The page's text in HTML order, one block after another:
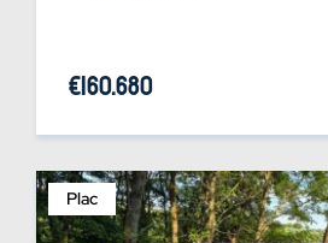
€160.680
Plac